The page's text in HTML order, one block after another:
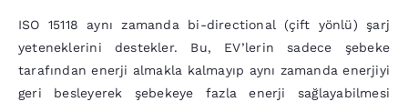
ISO 15118 aynı zamanda bi-directional (çift yönlü) şarj
yeteneklerini destekler. Bu, EV’lerin sadece şebeke
tarafından enerji almakla kalmayıp aynı zamanda enerjiyi
geri besleyerek şebekeye fazla enerji sağlayabilmesi